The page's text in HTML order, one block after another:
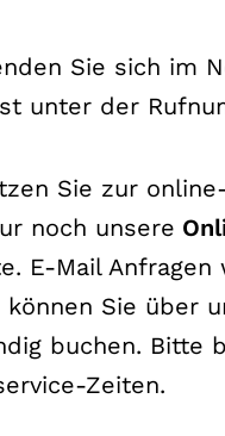
Sie sich im
unter der
Sie zur
noch unsere
E-Mail
können Sie über
buchen. Bitte
Zeiten.